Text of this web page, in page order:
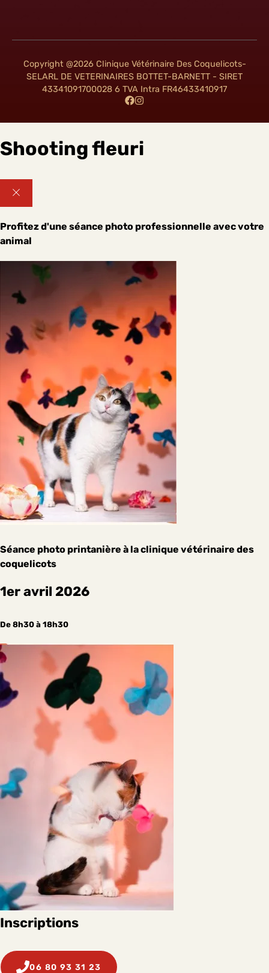
Copyright @2026 Clinique Vétérinaire Des Coquelicots-
SELARL DE VETERINAIRES BOTTET-BARNETT - SIRET
43341091700028 6 TVA Intra FR46433410917
Shooting fleuri
Profitez d'une séance photo professionnelle avec votre
animal
Séance photo printanière à la clinique vétérinaire des
coquelicots
1er avril 2026
De 8h30 à 18h30
Inscriptions
06 80 93 31 23